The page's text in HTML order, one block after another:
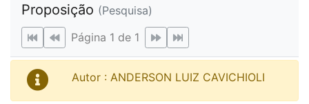
Proposição (Pesquisa)
Página 1 de 1
Autor : ANDERSON LUIZ CAVICHIOLI